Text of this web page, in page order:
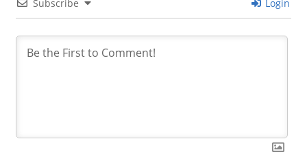
Subscribe Login